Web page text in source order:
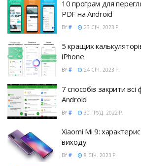
10 програм для
PDF на Android
BY # 23 СІЧ. 2023 Р.
5 кращих
iPhone
BY # 24 СІЧ. 2023 Р.
7 способів закрити
Android
BY # 30 ГРУД. 2022 Р.
Xiaomi Mi 9:
виходу
BY # 8 СІЧ. 2023 Р.